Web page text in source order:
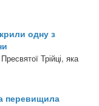
одну з
Трійці, яка
перевищила